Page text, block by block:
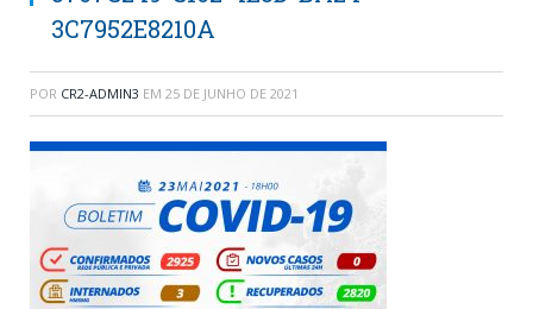
3C7952E8210A
POR CR2-ADMIN3 EM 25 DE JUNHO DE 2021